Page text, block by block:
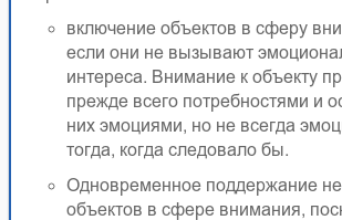
включение объектов в сферу
если они не вызывают
интереса. Внимание к объекту
прежде всего потребностями и
них эмоциями, но не всегда
тогда, когда следовало бы.
Одновременное поддержание
объектов в сфере внимания,